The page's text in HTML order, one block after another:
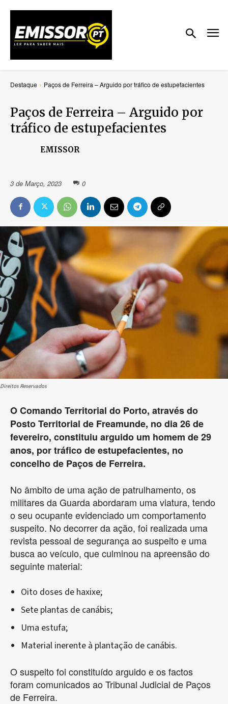
Destaque Paços de Ferreira – Arguido por tráfico de estupefacientes
Paços de Ferreira – Arguido por
tráfico de estupefacientes
EMISSOR
3 de Março, 2023 0
Direitos Reservados
O Comando Territorial do Porto, através do
Posto Territorial de Freamunde, no dia 26 de
fevereiro, constituiu arguido um homem de 29
anos, por tráfico de estupefacientes, no
concelho de Paços de Ferreira.
No âmbito de uma ação de patrulhamento, os
militares da Guarda abordaram uma viatura, tendo
o seu ocupante evidenciado um comportamento
suspeito. No decorrer da ação, foi realizada uma
revista pessoal de segurança ao suspeito e uma
busca ao veículo, que culminou na apreensão do
seguinte material:
Oito doses de haxixe;
Sete plantas de canábis;
Uma estufa;
Material inerente à plantação de canábis.
O suspeito foi constituído arguido e os factos
foram comunicados ao Tribunal Judicial de Paços
de Ferreira.